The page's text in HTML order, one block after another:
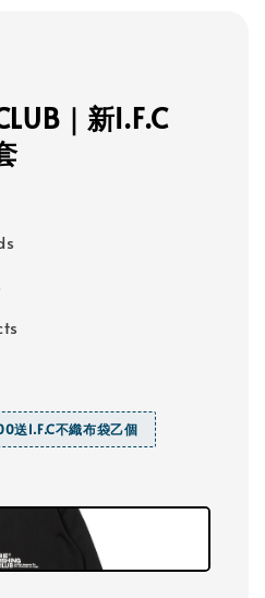
｜新I.F.C
送I.F.C不織布袋乙個